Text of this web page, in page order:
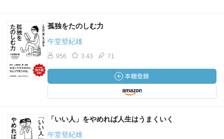
孤独をたのしむ力
午堂登紀雄
956 3.43 71
「いい人」をやめれば人生はうまくいく
午堂登紀雄